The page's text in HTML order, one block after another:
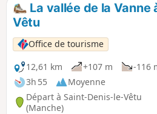
La vallée de la Vanne
Vêtu
Office de tourisme
12,61 km
+107 m
-116
3h 55
Moyenne
Départ à Saint-Denis-le-Vêtu
(Manche)